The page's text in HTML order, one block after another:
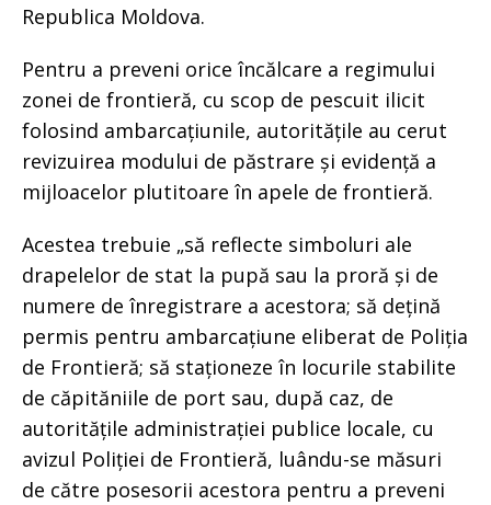
Republica Moldova.
Pentru a preveni orice încălcare a regimului
zonei de frontieră, cu scop de pescuit ilicit
folosind ambarcațiunile, autoritățile au cerut
revizuirea modului de păstrare și evidență a
mijloacelor plutitoare în apele de frontieră.
Acestea trebuie „să reflecte simboluri ale
drapelelor de stat la pupă sau la proră și de
numere de înregistrare a acestora; să dețină
permis pentru ambarcațiune eliberat de Poliția
de Frontieră; să staționeze în locurile stabilite
de căpităniile de port sau, după caz, de
autoritățile administrației publice locale, cu
avizul Poliției de Frontieră, luându-se măsuri
de către posesorii acestora pentru a preveni